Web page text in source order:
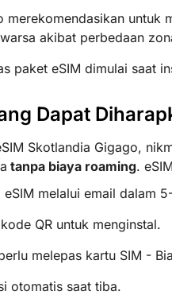
merekomendasikan untuk
akibat perbedaan
paket eSIM dimulai saat
Dapat
Skotlandia Gigago,
tanpa biaya roaming.
eSIM melalui email dalam
QR untuk menginstal.
melepas kartu SIM -
otomatis saat tiba.